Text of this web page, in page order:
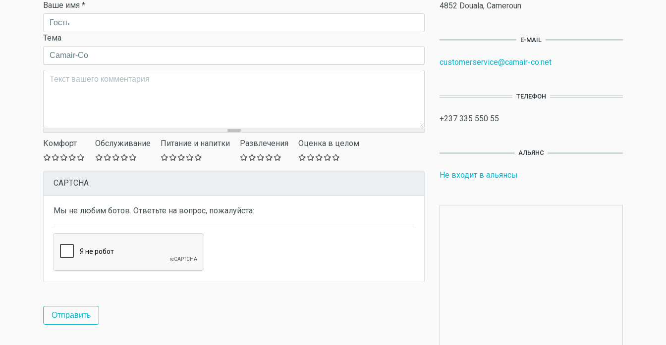
Ваше имя *
Тема
Комментарий*
Комфорт Обслуживание Питание и напитки Развлечения Оценка в целом
CAPTCHA
Мы не любим ботов. Ответьте на вопрос, пожалуйста:
4852 Douala, Cameroun
E-MAIL
customerservice@camair-co.net
ТЕЛЕФОН
+237 335 550 55
АЛЬЯНС
Не входит в альянсы